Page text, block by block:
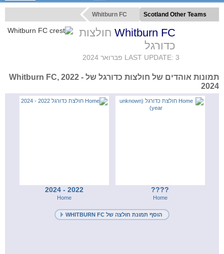
Scotland Other Teams
Whitburn FC
Whitburn FC חולצות
כדורגל
LAST UPDATE: 3 פברואר 2024
תמונות אוהדים של חולצות כדורגל של Whitburn FC, 2022 -
2024
????
Home
2022 - 2024
Home
הוסף תמונת חולצה של WHITBURN FC